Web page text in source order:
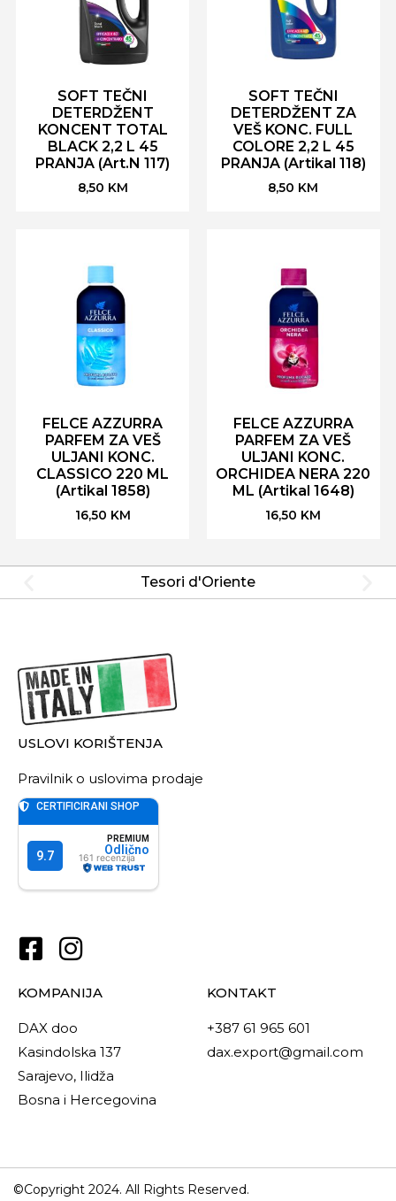
SOFT TEČNI
DETERDŽENT
KONCENT TOTAL
BLACK 2,2 L 45
PRANJA (Art.N 117)
8,50 KM
SOFT TEČNI
DETERDŽENT ZA
VEŠ KONC. FULL
COLORE 2,2 L 45
PRANJA (Artikal 118)
8,50 KM
FELCE AZZURRA
PARFEM ZA VEŠ
ULJANI KONC.
CLASSICO 220 ML
(Artikal 1858)
16,50 KM
FELCE AZZURRA
PARFEM ZA VEŠ
ULJANI KONC.
ORCHIDEA NERA 220
ML (Artikal 1648)
16,50 KM
Tesori d'Oriente
USLOVI KORIŠTENJA
Pravilnik o uslovima prodaje
KOMPANIJA
DAX doo
Kasindolska 137
Sarajevo, Ilidža
Bosna i Hercegovina
KONTAKT
+387 61 965 601
dax.export@gmail.com
©Copyright 2024. All Rights Reserved.